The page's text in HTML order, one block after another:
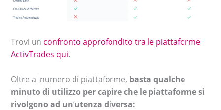
Trovi un confronto approfondito tra le piattaforme
ActivTrades qui.
Oltre al numero di piattaforme, basta qualche
minuto di utilizzo per capire che le piattaforme si
rivolgono ad un’utenza diversa: